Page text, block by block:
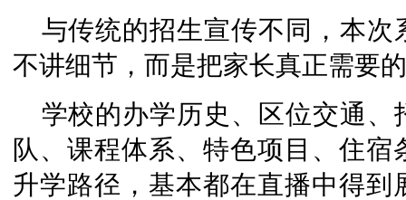
与传统的招生宣传不同，本
不讲细节，而是把家长真正需要
学校的办学历史、区位交通
队、课程体系、特色项目、住
升学路径，基本都在直播中得